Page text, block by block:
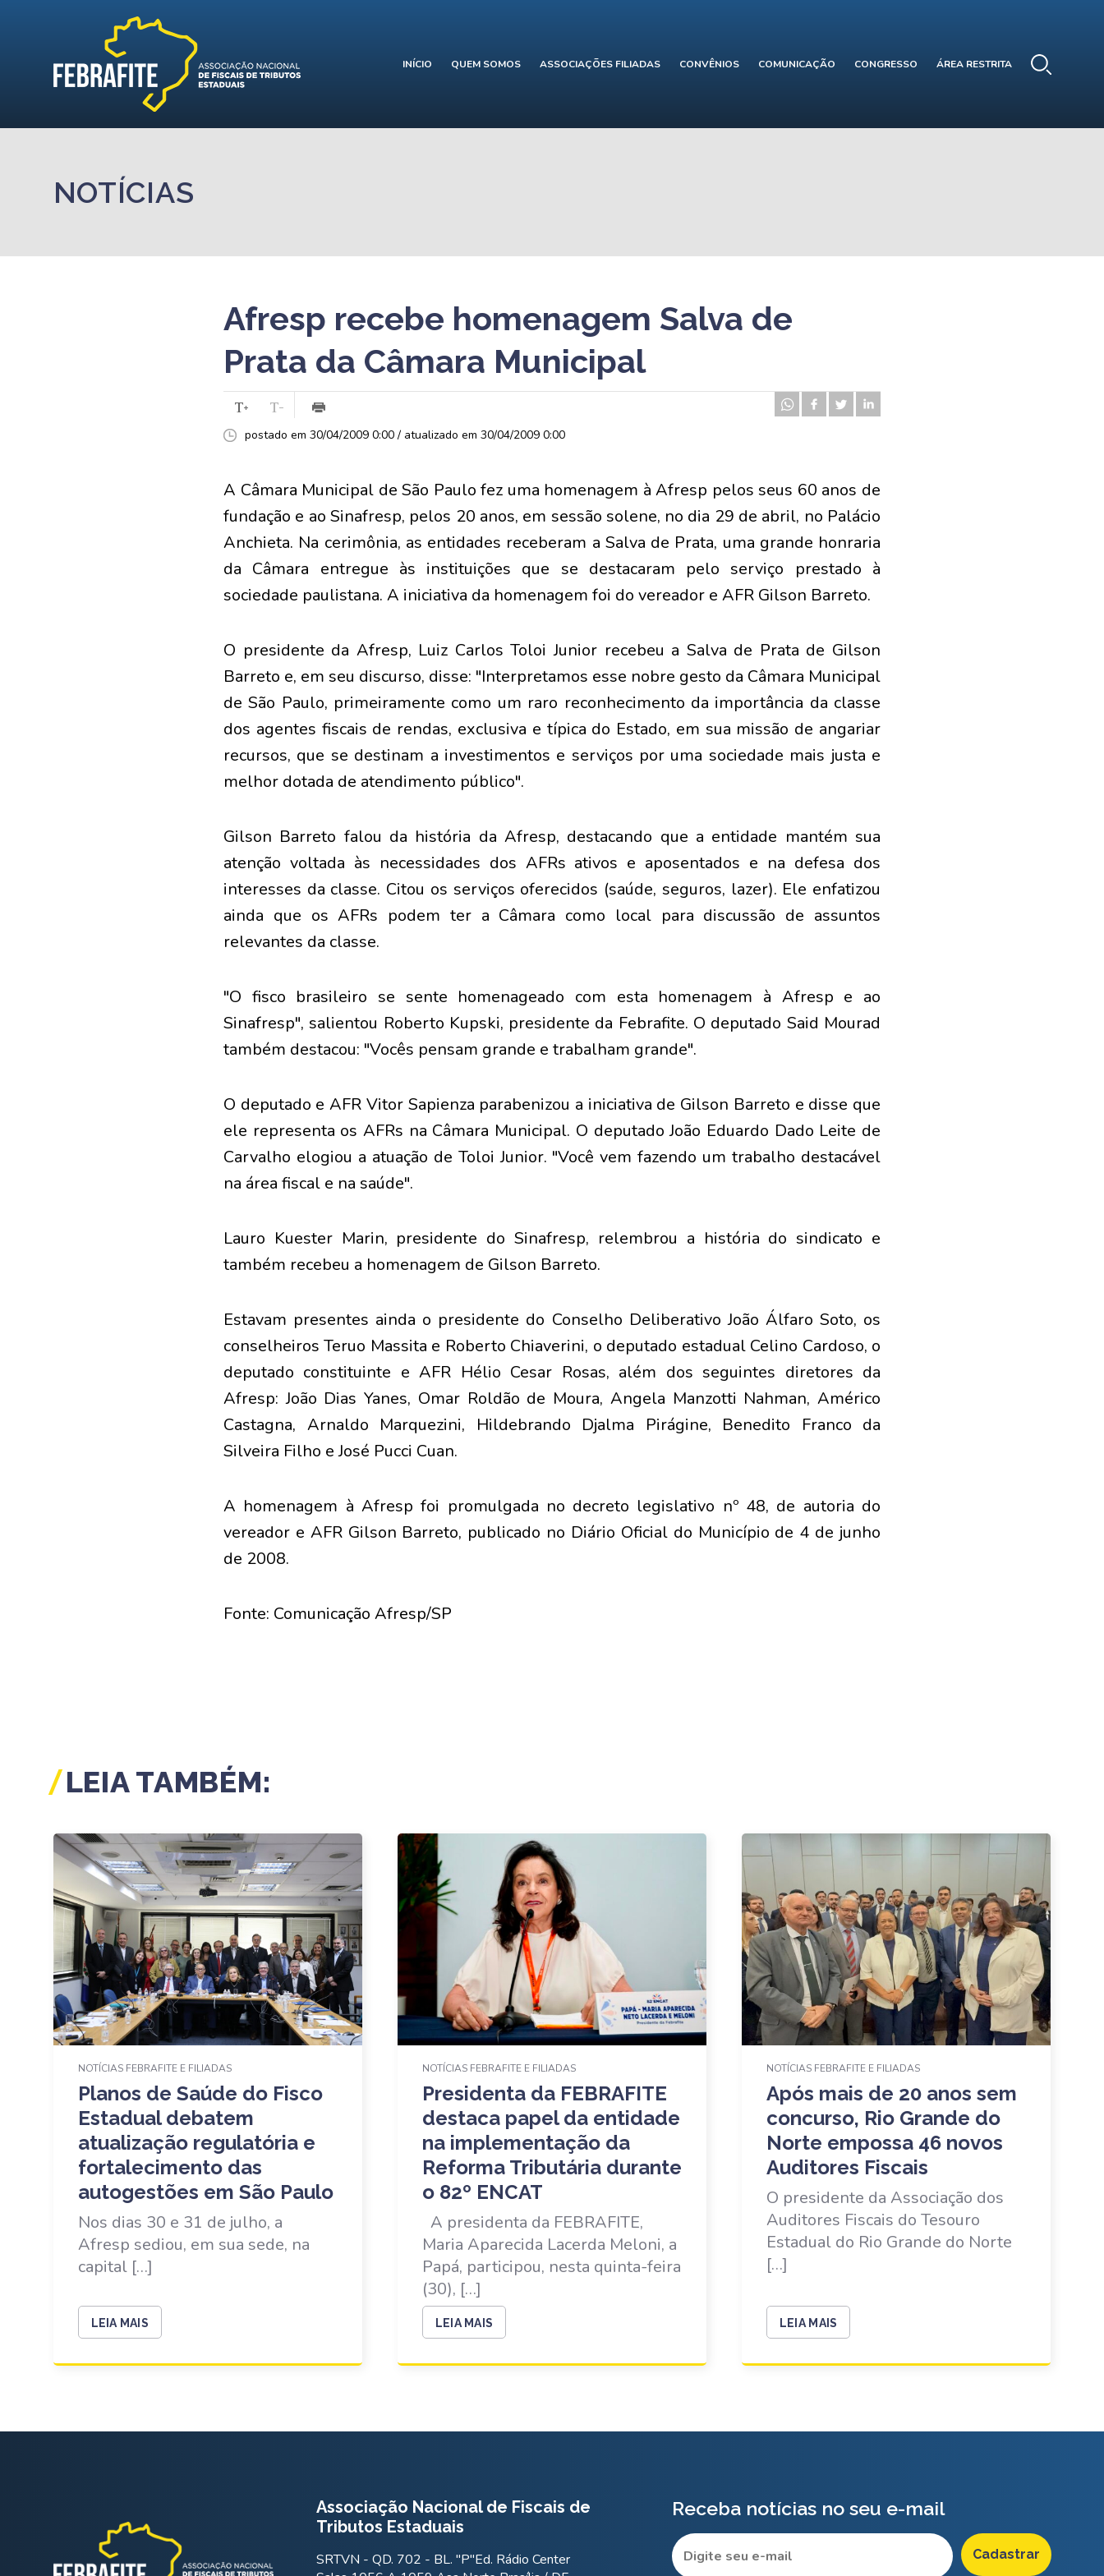
INÍCIO QUEM SOMOS ASSOCIAÇÕES FILIADAS CONVÊNIOS COMUNICAÇÃO CONGRESSO ÁREA RESTRITA
NOTÍCIAS
Afresp recebe homenagem Salva de
Prata da Câmara Municipal
postado em 30/04/2009 0:00 / atualizado em 30/04/2009 0:00
A Câmara Municipal de São Paulo fez uma homenagem à Afresp pelos seus 60 anos de
fundação e ao Sinafresp, pelos 20 anos, em sessão solene, no dia 29 de abril, no Palácio
Anchieta. Na cerimônia, as entidades receberam a Salva de Prata, uma grande honraria
da Câmara entregue às instituições que se destacaram pelo serviço prestado à
sociedade paulistana. A iniciativa da homenagem foi do vereador e AFR Gilson Barreto.
O presidente da Afresp, Luiz Carlos Toloi Junior recebeu a Salva de Prata de Gilson
Barreto e, em seu discurso, disse: "Interpretamos esse nobre gesto da Câmara Municipal
de São Paulo, primeiramente como um raro reconhecimento da importância da classe
dos agentes fiscais de rendas, exclusiva e típica do Estado, em sua missão de angariar
recursos, que se destinam a investimentos e serviços por uma sociedade mais justa e
melhor dotada de atendimento público".
Gilson Barreto falou da história da Afresp, destacando que a entidade mantém sua
atenção voltada às necessidades dos AFRs ativos e aposentados e na defesa dos
interesses da classe. Citou os serviços oferecidos (saúde, seguros, lazer). Ele enfatizou
ainda que os AFRs podem ter a Câmara como local para discussão de assuntos
relevantes da classe.
"O fisco brasileiro se sente homenageado com esta homenagem à Afresp e ao
Sinafresp", salientou Roberto Kupski, presidente da Febrafite. O deputado Said Mourad
também destacou: "Vocês pensam grande e trabalham grande".
O deputado e AFR Vitor Sapienza parabenizou a iniciativa de Gilson Barreto e disse que
ele representa os AFRs na Câmara Municipal. O deputado João Eduardo Dado Leite de
Carvalho elogiou a atuação de Toloi Junior. "Você vem fazendo um trabalho destacável
na área fiscal e na saúde".
Lauro Kuester Marin, presidente do Sinafresp, relembrou a história do sindicato e
também recebeu a homenagem de Gilson Barreto.
Estavam presentes ainda o presidente do Conselho Deliberativo João Álfaro Soto, os
conselheiros Teruo Massita e Roberto Chiaverini, o deputado estadual Celino Cardoso, o
deputado constituinte e AFR Hélio Cesar Rosas, além dos seguintes diretores da
Afresp: João Dias Yanes, Omar Roldão de Moura, Angela Manzotti Nahman, Américo
Castagna, Arnaldo Marquezini, Hildebrando Djalma Pirágine, Benedito Franco da
Silveira Filho e José Pucci Cuan.
A homenagem à Afresp foi promulgada no decreto legislativo nº 48, de autoria do
vereador e AFR Gilson Barreto, publicado no Diário Oficial do Município de 4 de junho
de 2008.
Fonte: Comunicação Afresp/SP
LEIA TAMBÉM:
NOTÍCIAS FEBRAFITE E FILIADAS
Planos de Saúde do Fisco
Estadual debatem
atualização regulatória e
fortalecimento das
autogestões em São Paulo
Nos dias 30 e 31 de julho, a
Afresp sediou, em sua sede, na
capital […]
LEIA MAIS
NOTÍCIAS FEBRAFITE E FILIADAS
Presidenta da FEBRAFITE
destaca papel da entidade
na implementação da
Reforma Tributária durante
o 82º ENCAT
A presidenta da FEBRAFITE,
Maria Aparecida Lacerda Meloni, a
Papá, participou, nesta quinta-feira
(30), […]
LEIA MAIS
NOTÍCIAS FEBRAFITE E FILIADAS
Após mais de 20 anos sem
concurso, Rio Grande do
Norte empossa 46 novos
Auditores Fiscais
O presidente da Associação dos
Auditores Fiscais do Tesouro
Estadual do Rio Grande do Norte
[…]
LEIA MAIS
Associação Nacional de Fiscais de
Tributos Estaduais
SRTVN - QD. 702 - BL. "P"Ed. Rádio Center
Receba notícias no seu e-mail